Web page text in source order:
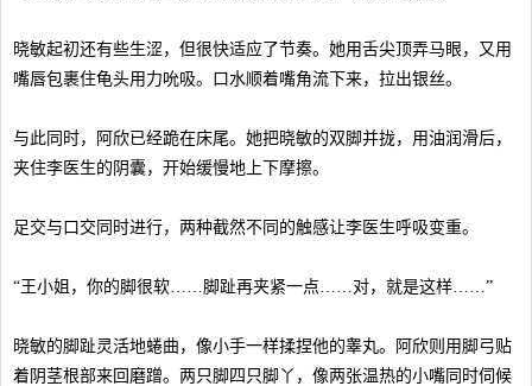
晓敏起初还有些生涩，但很快适应了节奏。她用舌尖顶弄马眼，又用
嘴唇包裹住龟头用力吮吸。口水顺着嘴角流下来，拉出银丝。
与此同时，阿欣已经跪在床尾。她把晓敏的双脚并拢，用油润滑后，
夹住李医生的阴囊，开始缓慢地上下摩擦。
足交与口交同时进行，两种截然不同的触感让李医生呼吸变重。
“王小姐，你的脚很软……脚趾再夹紧一点……对，就是这样……”
晓敏的脚趾灵活地蜷曲，像小手一样揉捏他的睾丸。阿欣则用脚弓贴
着阴茎根部来回磨蹭。两只脚四只脚丫，像两张温热的小嘴同时伺候